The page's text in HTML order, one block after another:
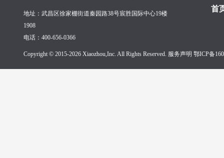
首
地址：武昌区徐家棚街道秦园路38号宸胜国际中心19楼
1908
电话：400-656-0366
Copyright © 2015-2026 Xiaozhou,Inc. All Rights Reserved. 服务声明 鄂ICP备